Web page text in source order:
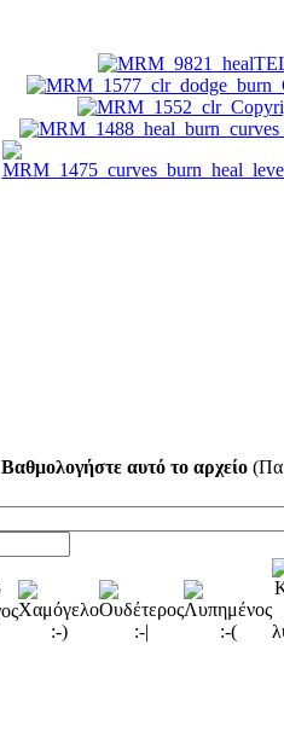
Βαθμολογήστε αυτό το αρχείο